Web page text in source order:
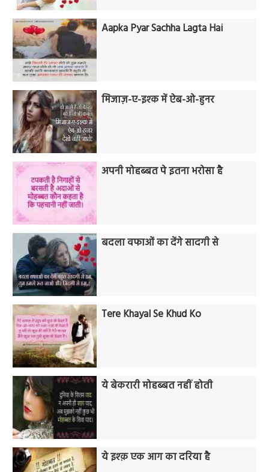
Aapka Pyar Sachha Lagta Hai
मिजाज़-ए-इश्क में ऐब-ओ-हुनर
अपनी मोहब्बत पे इतना भरोसा है
बदला वफाओं का देंगे सादगी से
Tere Khayal Se Khud Ko
ये बेकरारी मोहब्बत नहीं होती
ये इश्क़ एक आग का दरिया है